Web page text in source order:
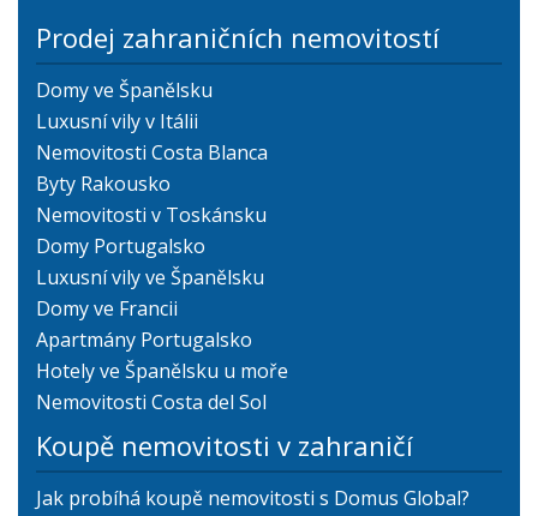
Prodej zahraničních nemovitostí
Domy ve Španělsku
Luxusní vily v Itálii
Nemovitosti Costa Blanca
Byty Rakousko
Nemovitosti v Toskánsku
Domy Portugalsko
Luxusní vily ve Španělsku
Domy ve Francii
Apartmány Portugalsko
Hotely ve Španělsku u moře
Nemovitosti Costa del Sol
Koupě nemovitosti v zahraničí
Jak probíhá koupě nemovitosti s Domus Global?